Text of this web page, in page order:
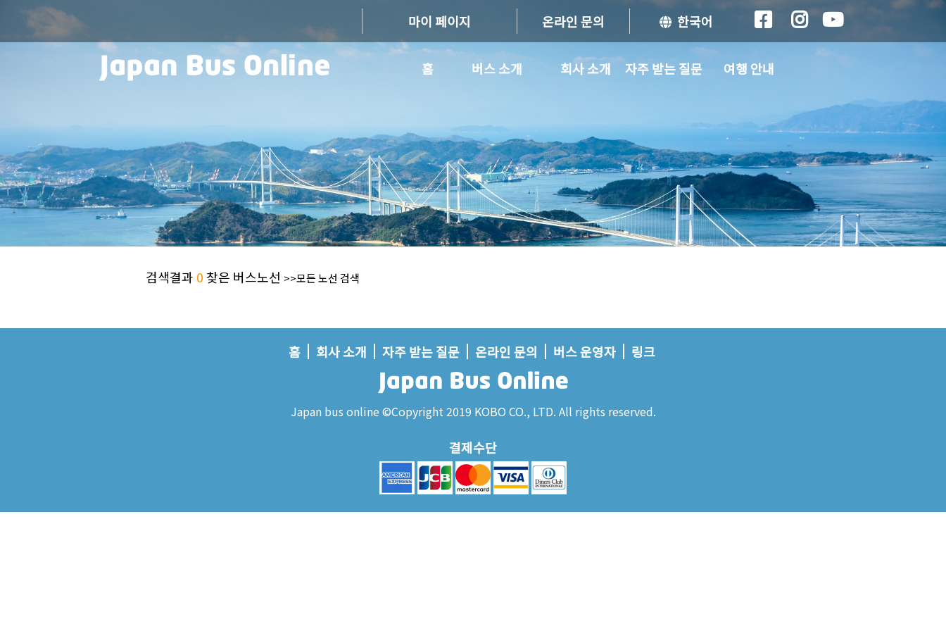
마이 페이지 온라인 문의 한국어
홈 버스 소개 회사 소개 자주 받는 질문 여행 안내
검색결과 0 찾은 버스노선 >>모든 노선 검색
홈 회사 소개 자주 받는 질문 온라인 문의 버스 운영자 링크
Japan bus online ©Copyright 2019 KOBO CO., LTD. All rights reserved.
결제수단